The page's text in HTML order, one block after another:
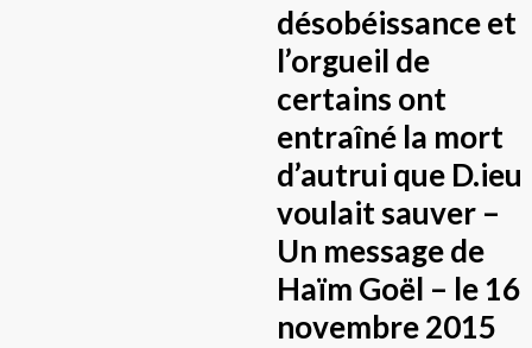
désobéissance et
l’orgueil de
certains ont
entraîné la mort
d’autrui que D.ieu
voulait sauver –
Un message de
Haïm Goël – le 16
novembre 2015